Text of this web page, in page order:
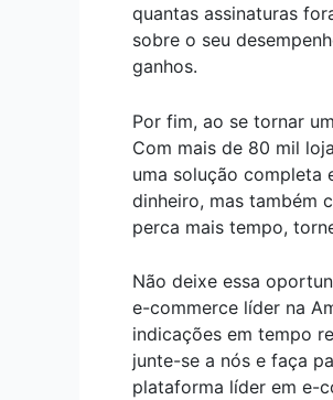
quantas assinaturas
sobre o seu
ganhos.
Por fim, ao se tornar
Com mais de 80 mil
uma solução completa
dinheiro, mas também
perca mais tempo,
Não deixe essa
e-commerce líder na
indicações em tempo
junte-se a nós e faça
plataforma líder em e-